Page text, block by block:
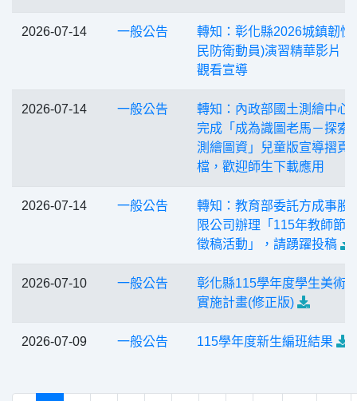
2026-07-14 一般公告
轉知：彰化縣2026城鎮韌性
民防衛動員)演習精華影片，
觀看宣導
2026-07-14 一般公告
轉知：內政部國土測繪中心
完成「成為識圖老馬－探索
測繪圖資」兒童版宣導摺頁
檔，歡迎師生下載應用
2026-07-14 一般公告
轉知：教育部委託方成事股
限公司辦理「115年教師節
徵稿活動」，請踴躍投稿
2026-07-10 一般公告
彰化縣115學年度學生美術
實施計畫(修正版)
2026-07-09 一般公告 115學年度新生編班結果